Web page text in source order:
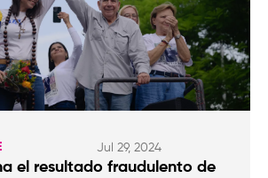
Jul 29, 2024
el resultado fraudulento de